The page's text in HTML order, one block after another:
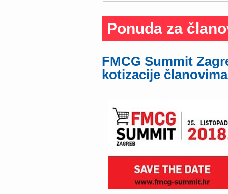
Ponuda za
FMCG Summit
kotizacije